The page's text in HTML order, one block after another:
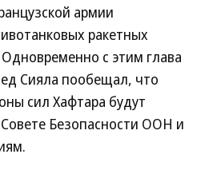
армии
ракетных
Одновременно с этим глава
Сияла пообещал, что
сил Хафтара будут
Совете Безопасности ООН и